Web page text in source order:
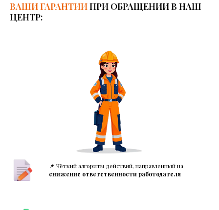
ВАШИ ГАРАНТИИПРИ ОБРАЩЕНИИ В НАШ
ЦЕНТР:
📌 Чёткий алгоритм действий, направленный на
снижение ответственности работодателя